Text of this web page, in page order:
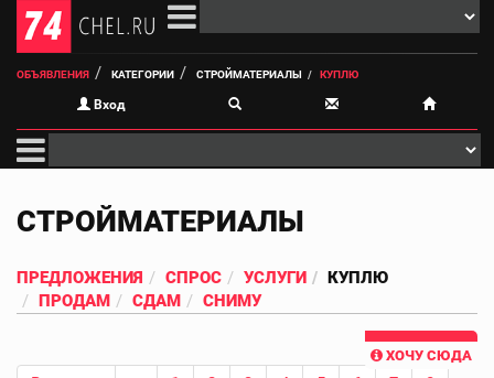
ОБЪЯВЛЕНИЯ КАТЕГОРИИ СТРОЙМАТЕРИАЛЫ КУПЛЮ
Вход
СТРОЙМАТЕРИАЛЫ
ПРЕДЛОЖЕНИЯ СПРОС УСЛУГИ
КУПЛЮ
ПРОДАМ
СДАМ СНИМУ
ХОЧУ СЮДА